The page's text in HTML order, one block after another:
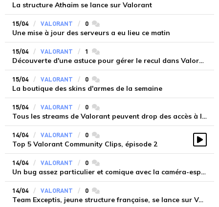
La structure Athaim se lance sur Valorant
15/04 VALORANT 0 commentaires
Une mise à jour des serveurs a eu lieu ce matin
15/04 VALORANT 1 commentaires
Découverte d'une astuce pour gérer le recul dans Valorant
15/04 VALORANT 0 commentaires
La boutique des skins d'armes de la semaine
15/04 VALORANT 0 commentaires
Tous les streams de Valorant peuvent drop des accès à la bêta
14/04 VALORANT 0 commentaires
Top 5 Valorant Community Clips, épisode 2
14/04 VALORANT 0 commentaires
Un bug assez particulier et comique avec la caméra-espionne de Cypher
14/04 VALORANT 0 commentaires
Team Exceptis, jeune structure française, se lance sur Valorant